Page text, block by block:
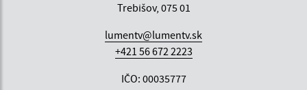
Trebišov, 075 01
lumentv@lumentv.sk
+421 56 672 2223
IČO: 00035777